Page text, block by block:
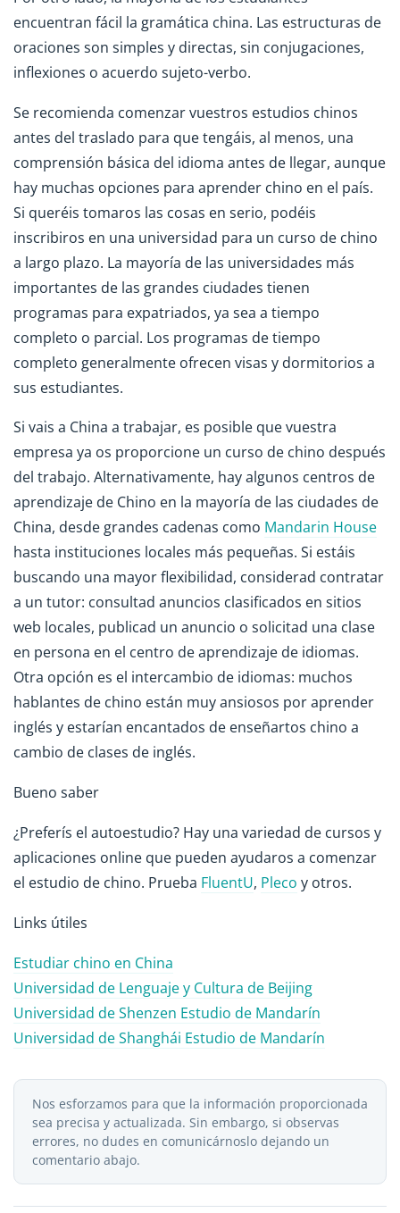
encuentran fácil la gramática china. Las estructuras de
oraciones son simples y directas, sin conjugaciones,
inflexiones o acuerdo sujeto-verbo.
Se recomienda comenzar vuestros estudios chinos
antes del traslado para que tengáis, al menos, una
comprensión básica del idioma antes de llegar, aunque
hay muchas opciones para aprender chino en el país.
Si queréis tomaros las cosas en serio, podéis
inscribiros en una universidad para un curso de chino
a largo plazo. La mayoría de las universidades más
importantes de las grandes ciudades tienen
programas para expatriados, ya sea a tiempo
completo o parcial. Los programas de tiempo
completo generalmente ofrecen visas y dormitorios a
sus estudiantes.
Si vais a China a trabajar, es posible que vuestra
empresa ya os proporcione un curso de chino después
del trabajo. Alternativamente, hay algunos centros de
aprendizaje de Chino en la mayoría de las ciudades de
China, desde grandes cadenas como Mandarin House
hasta instituciones locales más pequeñas. Si estáis
buscando una mayor flexibilidad, considerad contratar
a un tutor: consultad anuncios clasificados en sitios
web locales, publicad un anuncio o solicitad una clase
en persona en el centro de aprendizaje de idiomas.
Otra opción es el intercambio de idiomas: muchos
hablantes de chino están muy ansiosos por aprender
inglés y estarían encantados de enseñartos chino a
cambio de clases de inglés.
Bueno saber
¿Preferís el autoestudio? Hay una variedad de cursos y
aplicaciones online que pueden ayudaros a comenzar
el estudio de chino. Prueba FluentU, Pleco y otros.
Links útiles
Estudiar chino en China
Universidad de Lenguaje y Cultura de Beijing
Universidad de Shenzen Estudio de Mandarín
Universidad de Shanghái Estudio de Mandarín
Nos esforzamos para que la información proporcionada
sea precisa y actualizada. Sin embargo, si observas
errores, no dudes en comunicárnoslo dejando un
comentario abajo.